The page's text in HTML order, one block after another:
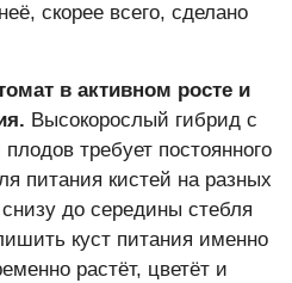
скорее всего, сделано
в активном росте и
Высокорослый гибрид с
требует постоянного
питания кистей на разных
до середины стебля
куст питания именно
растёт, цветёт и